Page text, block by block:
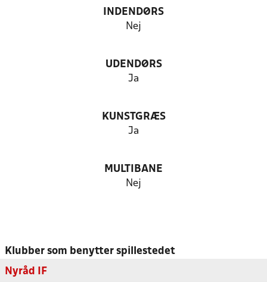
INDENDØRS
Nej
UDENDØRS
Ja
KUNSTGRÆS
Ja
MULTIBANE
Nej
Klubber som benytter spillestedet
Nyråd IF